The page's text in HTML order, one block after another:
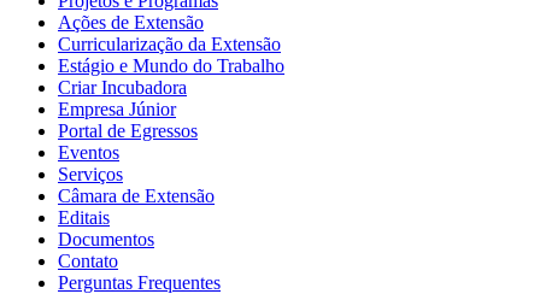
Ações de Extensão
Curricularização da Extensão
Estágio e Mundo do Trabalho
Criar Incubadora
Empresa Júnior
Portal de Egressos
Eventos
Serviços
Câmara de Extensão
Editais
Documentos
Contato
Perguntas Frequentes